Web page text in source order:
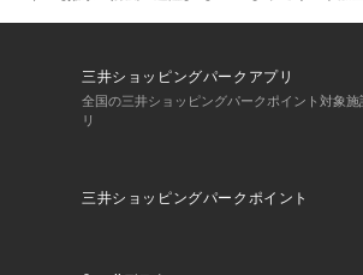
性や透湿性を持たせる技術です。
見た目の高級感と機能性を兼ね備えている
ンやカジュアルな場面でも活躍します。
インナーダウンのダウンパックを無くし
三井ショッピングパークアプリ
全国の三井ショッピングパークポイント対象
リ
三井ショッピングパークポイント